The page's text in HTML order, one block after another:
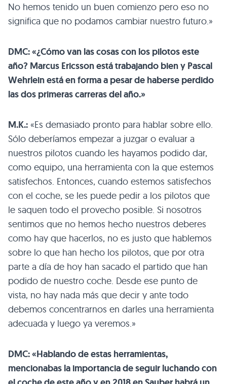
No hemos tenido un buen comienzo pero eso no
significa que no podamos cambiar nuestro futuro.»
DMC: «¿Cómo van las cosas con los pilotos este
año? Marcus Ericsson está trabajando bien y Pascal
Wehrlein está en forma a pesar de haberse perdido
las dos primeras carreras del año.»
M.K.: «Es demasiado pronto para hablar sobre ello.
Sólo deberíamos empezar a juzgar o evaluar a
nuestros pilotos cuando les hayamos podido dar,
como equipo, una herramienta con la que estemos
satisfechos. Entonces, cuando estemos satisfechos
con el coche, se les puede pedir a los pilotos que
le saquen todo el provecho posible. Si nosotros
sentimos que no hemos hecho nuestros deberes
como hay que hacerlos, no es justo que hablemos
sobre lo que han hecho los pilotos, que por otra
parte a día de hoy han sacado el partido que han
podido de nuestro coche. Desde ese punto de
vista, no hay nada más que decir y ante todo
debemos concentrarnos en darles una herramienta
adecuada y luego ya veremos.»
DMC: «Hablando de estas herramientas,
mencionabas la importancia de seguir luchando con